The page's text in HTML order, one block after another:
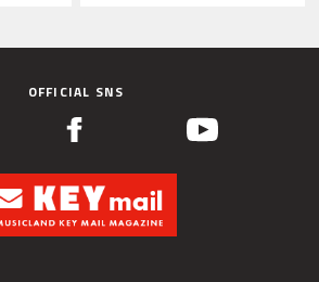
OFFICIAL SNS